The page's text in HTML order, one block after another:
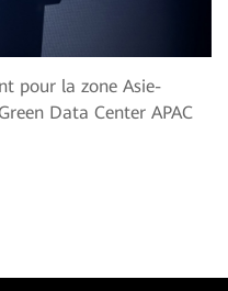
pour la zone Asie-
Data Center APAC